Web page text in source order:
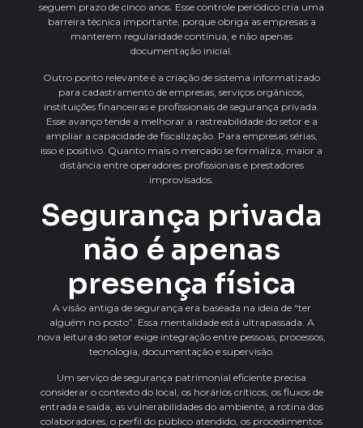
seguem prazo de cinco anos. Esse controle periódico cria uma
barreira técnica importante, porque obriga as empresas a
manterem regularidade contínua, e não apenas
documentação inicial.
Outro ponto relevante é a criação de sistema informatizado
para cadastramento de empresas, serviços orgânicos,
instituições financeiras e profissionais de segurança privada.
Esse avanço tende a melhorar a rastreabilidade do setor e a
ampliar a capacidade de fiscalização. Para empresas sérias,
isso é positivo. Quanto mais o mercado se formaliza, maior a
distância entre operadores profissionais e prestadores
improvisados.
Segurança privada
não é apenas
presença física
A visão antiga de segurança era baseada na ideia de “ter
alguém no posto”. Essa mentalidade está ultrapassada. A
nova leitura do setor exige integração entre pessoas, processos,
tecnologia, documentação e supervisão.
Um serviço de segurança patrimonial eficiente precisa
considerar o contexto do local, os horários críticos, os fluxos de
entrada e saída, as vulnerabilidades do ambiente, a rotina dos
colaboradores, o perfil do público atendido, os procedimentos